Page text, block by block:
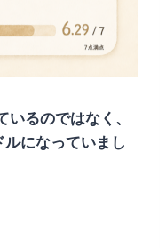
るのではなく、
になっていまし